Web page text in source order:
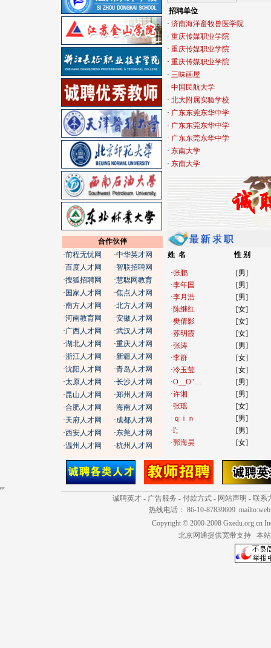
合作伙伴
·前程无忧网 ·中华英才网
·百度人才网 ·智联招聘网
·搜狐招聘网 ·慧聪网教育
· 国家人才网 ·焦点人才网
·南方人才网 ·北方人才网
·河南教育网 ·安徽人才网
·广西人才网 ·武汉人才网
·湖北人才网 ·重庆人才网
·浙江人才网 ·新疆人才网
·沈阳人才网 ·青岛人才网
·太原人才网 ·长沙人才网
·昆山人才网 ·郑州人才网
·合肥人才网 ·海南人才网
·天府人才网 ·成都人才网
·西安人才网 ·东莞人才网
·温州人才网 ·杭州人才网
招聘单位
· 济南海洋畜牧兽医学院
· 重庆传媒职业学院
· 重庆传媒职业学院
· 重庆传媒职业学院
· 三味画屋
· 中国民航大学
· 北大附属实验学校
· 广东东莞东华中学
· 广东东莞东华中学
· 广东东莞东华中学
· 东南大学
· 东南大学
姓 名 性 别
·张鹏
[男]
·李年国
[男]
·李月浩
[男]
·陈继红
[女]
·樊倩影
[女]
·苏明霞
[女]
·张涛
[男]
·李群
[女]
·冷玉莹
[女]
·O__O"…
[男]
·许湘
[男]
·张瑶
[女]
· ｑｉｎ
[男]
·l';
[男]
·郭海昊 [女]
诚聘英才- 广告服务 - 付款方式- 网站声明 - 联系
热线电话： 86-10-87839609 mailto:
Copyright © 2000-2008 Gxedu.org.cn
北京网通提供宽带支持 本